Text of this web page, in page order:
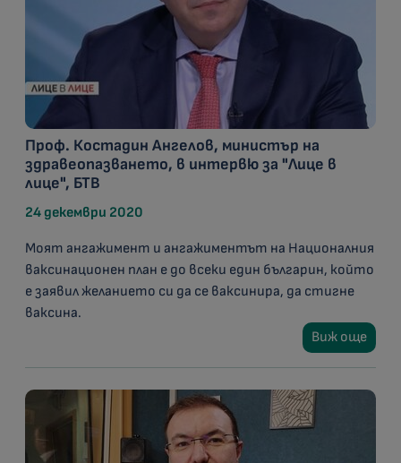
Проф. Костадин Ангелов, министър на
здравеопазването, в интервю за "Лице в
лице", БТВ
24 декември 2020
Моят ангажимент и ангажиментът на Националния
ваксинационен план е до всеки един българин, който
е заявил желанието си да се ваксинира, да стигне
ваксина.
Виж още